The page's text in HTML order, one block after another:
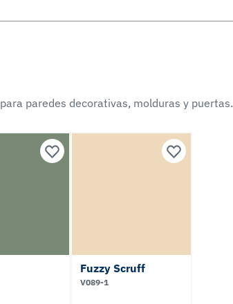
paredes decorativas, molduras y puertas.
Fuzzy Scruff
V089-1